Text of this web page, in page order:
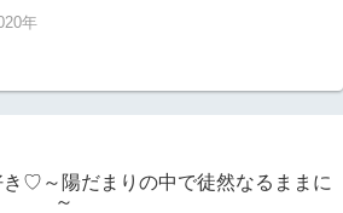
年
♡～陽だまりの中で徒然なるままに
～